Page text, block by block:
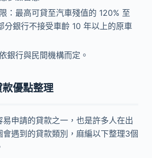
：最高可貸至汽車殘值的 120% 至
分銀行不接受車齡 10 年以上的原車
銀行與民間機構而定。
優點整理
申請的貸款之一，也是許多人在出
遇到的貸款類別，麻編以下整理3個